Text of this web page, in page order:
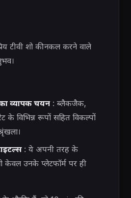
टीवी शो की नकल करने वाले
व्यापक चयन: ब्लैकजैक,
विभिन्न रूपों सहित विकल्पों
: ये अपनी तरह के
केवल उनके प्लेटफॉर्म पर ही